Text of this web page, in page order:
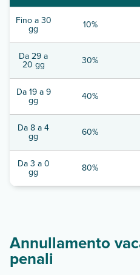
Fino a 30
gg 10%
Da 29 a
20 gg 30%
Da 19 a 9
gg 40%
Da 8 a 4
gg 60%
Da 3 a 0
gg 80%
Annullamento
penali